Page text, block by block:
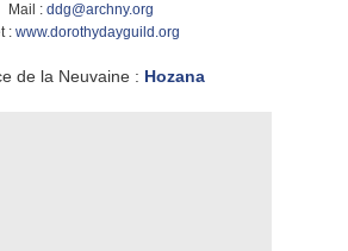
Mail : ddg@archny.org
: www.dorothydayguild.org
de la Neuvaine : Hozana